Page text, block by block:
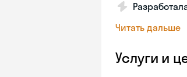
Читать дальше
Услуги и